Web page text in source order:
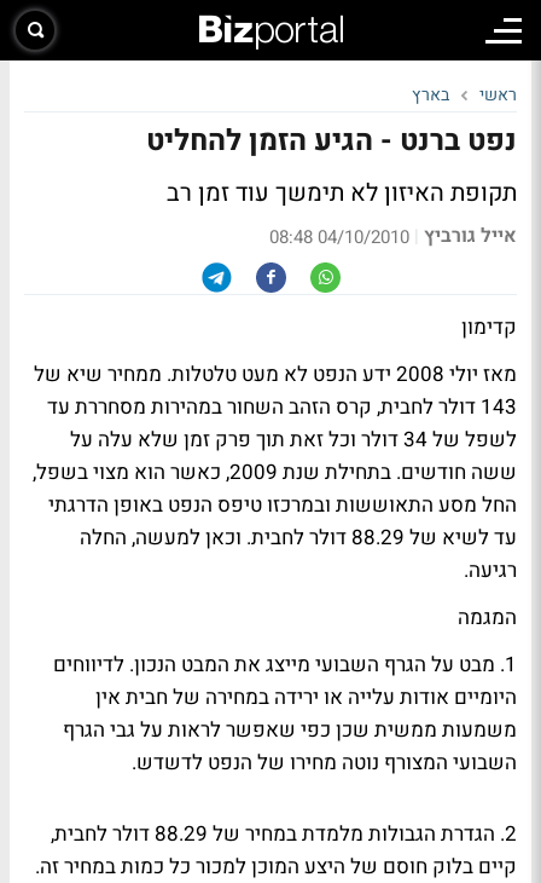
ראשי בארץ
נפט ברנט - הגיע הזמן להחליט
תקופת האיזון לא תימשך עוד זמן רב
אייל גורביץ |
04/10/2010 08:48
קדימון
מאז יולי 2008 ידע הנפט לא מעט טלטלות. ממחיר שיא של
143 דולר לחבית, קרס הזהב השחור במהירות מסחררת עד
לשפל של 34 דולר וכל זאת תוך פרק זמן שלא עלה על
ששה חודשים. בתחילת שנת 2009, כאשר הוא מצוי בשפל,
החל מסע התאוששות ובמרכזו טיפס הנפט באופן הדרגתי
עד לשיא של 88.29 דולר לחבית. וכאן למעשה, החלה
רגיעה.
המגמה
1. מבט על הגרף השבועי מייצג את המבט הנכון. לדיווחים
היומיים אודות עלייה או ירידה במחירה של חבית אין
משמעות ממשית שכן כפי שאפשר לראות על גבי הגרף
השבועי המצורף נוטה מחירו של הנפט לדשדש.
2. הגדרת הגבולות מלמדת במחיר של 88.29 דולר לחבית,
קיים בלוק חוסם של היצע המוכן למכור כל כמות במחיר זה.